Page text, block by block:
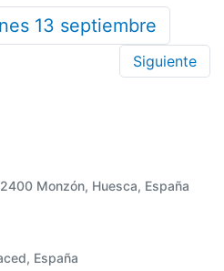
13 septiembre
Siguiente
Monzón, Huesca, España
España